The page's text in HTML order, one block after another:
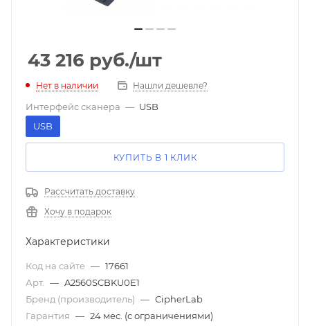
43 216 руб./шт
Нет в наличии Нашли дешевле?
Интерфейс сканера — USB
USB
КУПИТЬ В 1 КЛИК
Рассчитать доставку
Хочу в подарок
Характеристики
Код на сайте — 17661
Арт. — A2560SCBKU0E1
Бренд (производитель) — CipherLab
Гарантия — 24 мес. (с ограничениями)